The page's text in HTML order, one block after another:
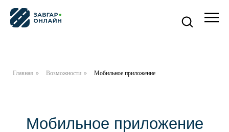
Главная » Возможности » Мобильное приложение
Вносите информацию из любого